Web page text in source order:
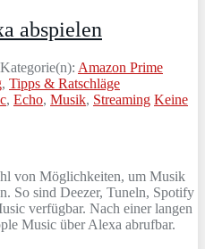
abspielen
Kategorie(n): Amazon Prime
, Tipps & Ratschläge
, Echo, Musik, Streaming Keine
von Möglichkeiten, um Musik
So sind Deezer, Tuneln, Spotify
verfügbar. Nach einer langen
Music über Alexa abrufbar.